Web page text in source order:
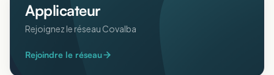
Applicateur
Rejoignez le réseau Covalba
Rejoindre le réseau